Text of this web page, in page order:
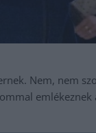
Nem, nem